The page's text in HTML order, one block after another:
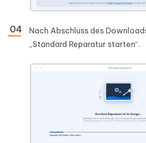
Nach Abschluss des
„Standard Reparatur starten“.